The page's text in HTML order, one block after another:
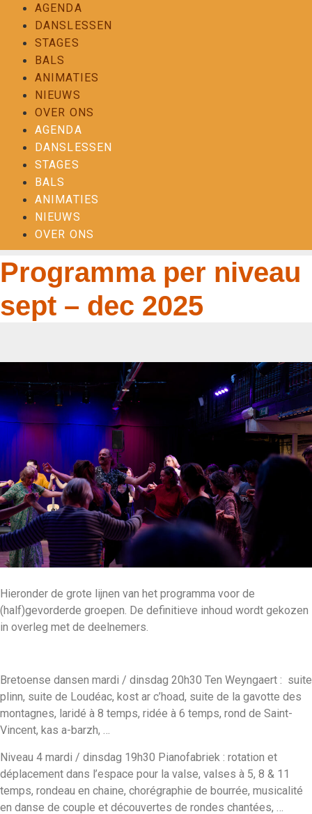
AGENDA
DANSLESSEN
STAGES
BALS
ANIMATIES
NIEUWS
OVER ONS
AGENDA
DANSLESSEN
STAGES
BALS
ANIMATIES
NIEUWS
OVER ONS
Programma per niveau
sept – dec 2025
Hieronder de grote lijnen van het programma voor de
(half)gevorderde groepen. De definitieve inhoud wordt gekozen
in overleg met de deelnemers.
Bretoense dansen mardi / dinsdag 20h30 Ten Weyngaert : suite
plinn, suite de Loudéac, kost ar c’hoad, suite de la gavotte des
montagnes, laridé à 8 temps, ridée à 6 temps, rond de Saint-
Vincent, kas a-barzh, …
Niveau 4 mardi / dinsdag 19h30 Pianofabriek : rotation et
déplacement dans l’espace pour la valse, valses à 5, 8 & 11
temps, rondeau en chaine, chorégraphie de bourrée, musicalité
en danse de couple et découvertes de rondes chantées, …